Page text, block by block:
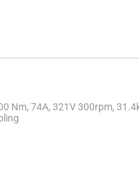
Nm, 74A, 321V 300rpm,